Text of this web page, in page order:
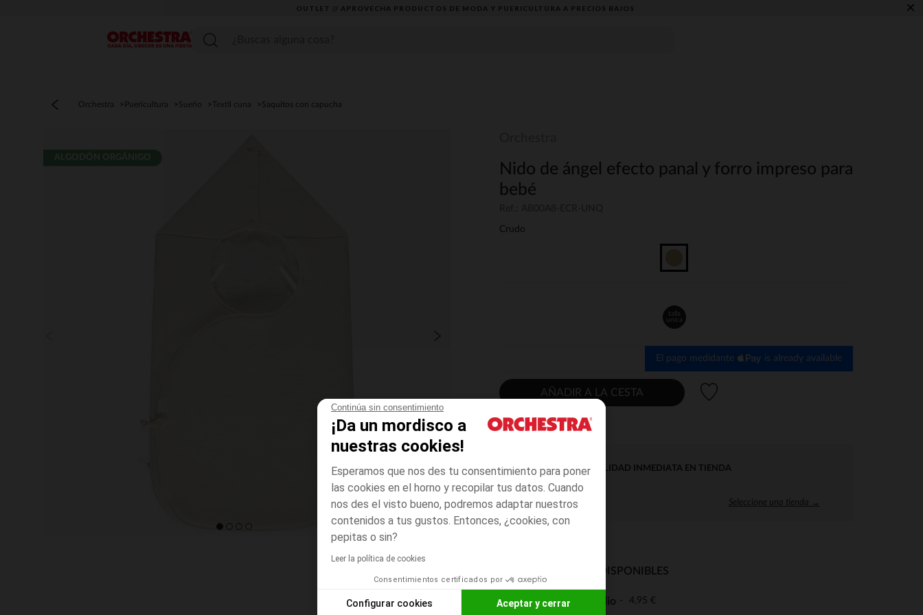
Continúa sin consentimiento
¡Da un mordisco a
nuestras cookies!
Esperamos que nos des tu consentimiento para poner
las cookies en el horno y recopilar tus datos. Cuando
nos des el visto bueno, podremos adaptar nuestros
contenidos a tus gustos. Entonces, ¿cookies, con
pepitas o sin?
Leer la política de cookies
Consentimientos certificados por
Configurar cookies Aceptar y cerrar
OUTLET // APROVECHA PRODUCTOS DE MODA Y PUERICULTURA A PRECIOS BAJOS ×
Menú
Orchestra Puericultura Sueño Textil cuna Saquitos con capucha
Nido de ángel efecto panal y forro impreso para
bebé
Crudo
talla
unica
El pago medidante is already available
AÑADIR A LA CESTA
DISPONIBILIDAD INMEDIATA EN TIENDA
Seleccione una tienda →
MODOS DE ENVÍO DISPONIBLES
Entrega a domicilio 4,95 €